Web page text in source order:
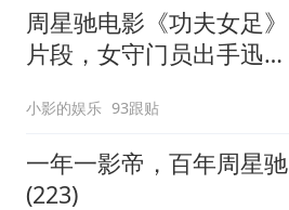
周星驰电影《功夫女足》
片段，女守门员出手迅
小影的娱乐 93跟贴
一年一影帝，百年周星驰
(223)